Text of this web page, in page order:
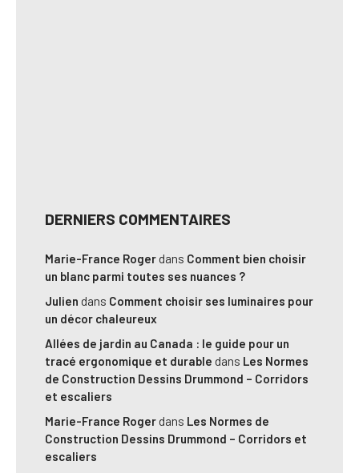
DERNIERS COMMENTAIRES
Marie-France Roger dans Comment bien choisir
un blanc parmi toutes ses nuances ?
Julien dans Comment choisir ses luminaires pour
un décor chaleureux
Allées de jardin au Canada : le guide pour un
tracé ergonomique et durable dans Les Normes
de Construction Dessins Drummond – Corridors
et escaliers
Marie-France Roger dans Les Normes de
Construction Dessins Drummond – Corridors et
escaliers